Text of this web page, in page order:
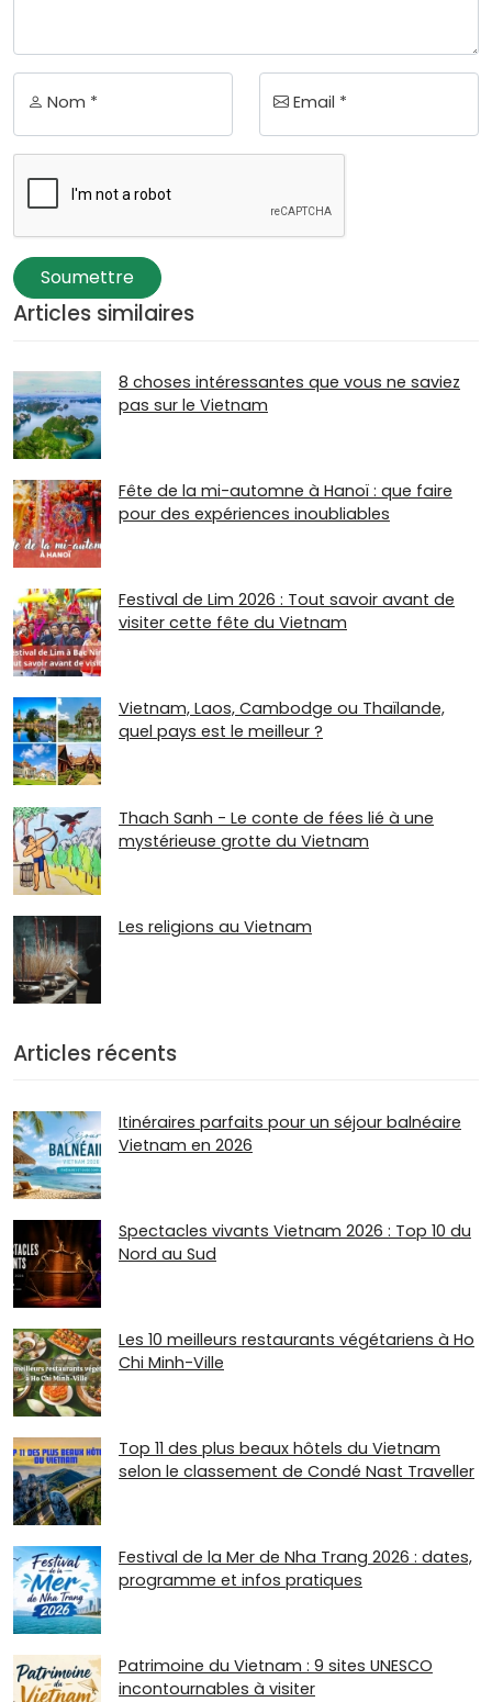
Nom * Email *
Soumettre
Articles similaires
8 choses intéressantes que vous ne saviez
pas sur le Vietnam
Fête de la mi-automne à Hanoï : que faire
pour des expériences inoubliables
Festival de Lim 2026 : Tout savoir avant de
visiter cette fête du Vietnam
Vietnam, Laos, Cambodge ou Thaïlande,
quel pays est le meilleur ?
Thach Sanh - Le conte de fées lié à une
mystérieuse grotte du Vietnam
Les religions au Vietnam
Articles récents
Itinéraires parfaits pour un séjour balnéaire
Vietnam en 2026
Spectacles vivants Vietnam 2026 : Top 10 du
Nord au Sud
Les 10 meilleurs restaurants végétariens à Ho
Chi Minh-Ville
Top 11 des plus beaux hôtels du Vietnam
selon le classement de Condé Nast Traveller
Festival de la Mer de Nha Trang 2026 : dates,
programme et infos pratiques
Patrimoine du Vietnam : 9 sites UNESCO
incontournables à visiter